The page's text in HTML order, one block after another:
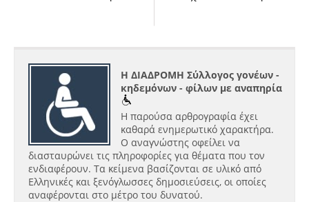
Η ΔΙΑΔΡΟΜΗ Σύλλογος γονέων -
κηδεμόνων - φίλων με αναπηρία
Η παρούσα αρθρογραφία έχει
καθαρά ενημερωτικό χαρακτήρα.
Ο αναγνώστης οφείλει να
διασταυρώνει τις πληροφορίες για θέματα που τον
ενδιαφέρουν. Τα κείμενα βασίζονται σε υλικό από
Ελληνικές και ξενόγλωσσες δημοσιεύσεις, οι οποίες
αναφέρονται στο μέτρο του δυνατού.